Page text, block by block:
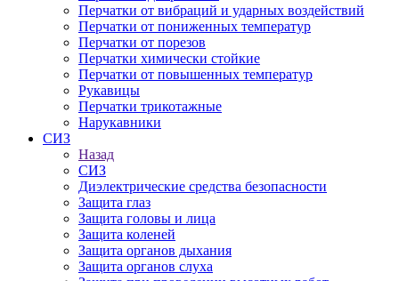
Перчатки от вибраций и ударных воздействий
Перчатки от пониженных температур
Перчатки от порезов
Перчатки химически стойкие
Перчатки от повышенных температур
Рукавицы
Перчатки трикотажные
Нарукавники
СИЗ
Назад
СИЗ
Диэлектрические средства безопасности
Защита глаз
Защита головы и лица
Защита коленей
Защита органов дыхания
Защита органов слуха